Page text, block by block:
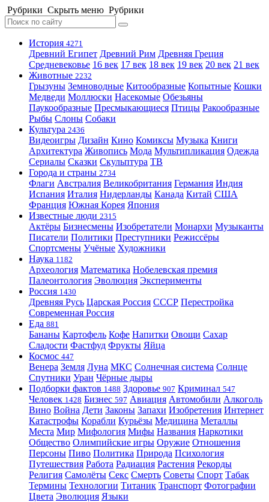
Рубрики Скрыть меню Рубрики
История 4271
Древний Египет Древний Рим Древняя Греция
Средневековье 16 век 17 век 18 век 19 век 20 век 21 век
Животные 2232
Грызуны Земноводные Китообразные Копытные Кошки
Медведи Моллюски Насекомые Обезьяны
Паукообразные Пресмыкающиеся Птицы Ракообразные
Рыбы Слоны Собаки
Культура 2436
Видеоигры Дизайн Кино Комиксы Музыка Книги
Архитектура Живопись Мода Мультипликация Одежда
Сериалы Сказки Скульптура ТВ
Города и страны 2734
Флаги Австралия Великобритания Германия Индия
Испания Италия Нидерланды Канада Китай США
Франция Южная Корея Япония
Известные люди 2315
Актёры Бизнесмены Изобретатели Монархи Музыканты
Писатели Политики Преступники Режиссёры
Спортсмены Учёные Художники
Наука 1182
Археология Математика Нобелевская премия
Палеонтология Эволюция Эксперименты
Россия 1430
Древняя Русь Царская Россия СССР Перестройка
Современная Россия
Еда 881
Бананы Картофель Кофе Напитки Овощи Сахар
Сладости Фастфуд Фрукты Яйца
Космос 447
Венера Земля Луна МКС Солнечная система Солнце
Спутники Уран Чёрные дыры
Подборки фактов 1488 Здоровье 907 Криминал 547
Человек 1428 Бизнес 597 Авиация Автомобили Алкоголь
Вино Война Дети Законы Запахи Изобретения Интернет
Катастрофы Корабли Курьёзы Медицина Металлы
Места Мир Мифология Мифы Названия Наркотики
Общество Олимпийские игры Оружие Отношения
Персоны Пиво Политика Природа Психология
Путешествия Работа Радиация Растения Рекорды
Религия Самолёты Секс Смерть Советы Спорт Табак
Термины Технологии Титаник Транспорт Фотографии
Цвета Эволюция Языки